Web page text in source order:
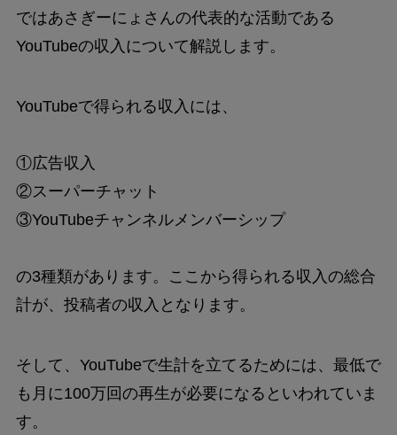
ではあさぎーにょさんの代表的な活動である
YouTubeの収入について解説します。
YouTubeで得られる収入には、
①広告収入
②スーパーチャット
③YouTubeチャンネルメンバーシップ
の3種類があります。ここから得られる収入の総合
計が、投稿者の収入となります。
そして、YouTubeで生計を立てるためには、最低で
も月に100万回の再生が必要になるといわれていま
す。